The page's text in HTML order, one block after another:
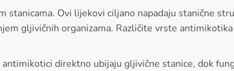
Ovi lijekovi ciljano napadaju stanične
gljivičnih organizama. Različite vrste
direktno ubijaju gljivične stanice, dok